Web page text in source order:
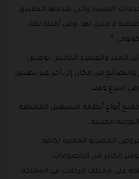
المميزة والتى يقدمها التطبيق
لا مثيل لها، ومن أمثلة تلك
” .
الجدد والعملاء الحاليين توصيل
والبضائع من مكان إلى آخر عبر تطبيق
اسرع وقت .
أنواع أنظمة التشغيل المختلفة
الحديثة .
الحصرية المميزة لكافة
الكثير من الخصومات
على مختلف الرحلات في المملكة